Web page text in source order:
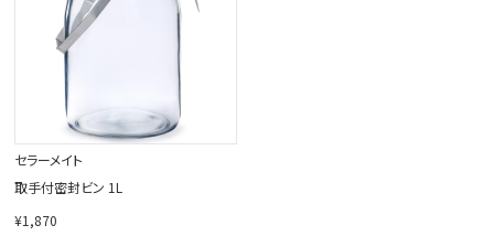
セラーメイト
取手付密封ビン 1L
¥1,870